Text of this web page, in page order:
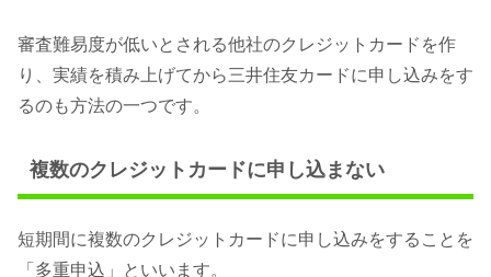
審査難易度が低いとされる他社のクレジットカードを作
り、実績を積み上げてから三井住友カードに申し込みをす
るのも方法の一つです。
複数のクレジットカードに申し込まない
短期間に複数のクレジットカードに申し込みをすることを
「多重申込」といいます。